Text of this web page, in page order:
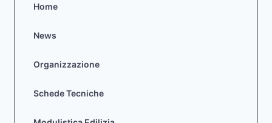
Home
News
Organizzazione
Schede Tecniche